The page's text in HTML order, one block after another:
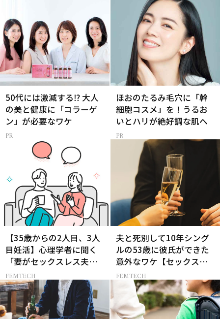
50代には激減する⁉ 大人
の美と健康に「コラーゲ
ン」が必要なワケ
ほおのたるみ毛穴に「幹
細胞コスメ」を！うるお
いとハリが絶好調な肌へ
【35歳からの2人目、3人
目妊活】心理学者に聞く
「妻がセックスレス夫に
上手に切り出す方法」と
は？
FEMTECH
夫と死別して10年シング
ルの53歳に彼氏ができた
意外なワケ【セックスレ
ス AND THE CITY -女たち
の告白-】
FEMTECH